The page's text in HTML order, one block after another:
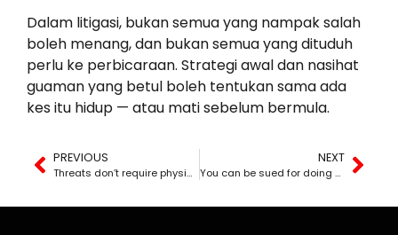
Dalam litigasi, bukan semua yang nampak salah
boleh menang, dan bukan semua yang dituduh
perlu ke perbicaraan. Strategi awal dan nasihat
guaman yang betul boleh tentukan sama ada
kes itu hidup — atau mati sebelum bermula.
PREVIOUS
Threats don’t require physical contact — words alone can lead to prison
NEXT
You can be sued for doing nothing — but that doesn’t mean the case will succeed